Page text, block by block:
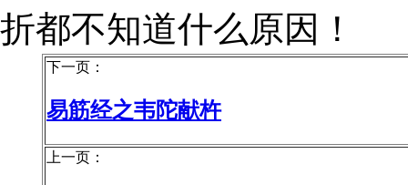
折都不知道什么原因！
下一页：
易筋经之韦陀献杵
上一页：